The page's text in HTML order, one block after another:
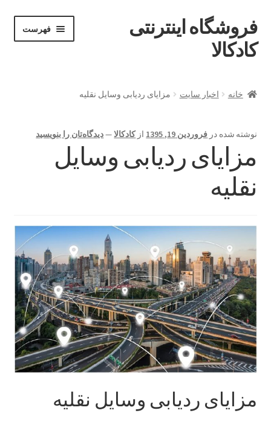
پرش
به
ناوبری
پرش
به
محتوا
فروشگاه اینترنتی
کادکالا
فهرست
Demo V
Demo VI
Our office
Sample Page
style guide
Typography
برگه نمونه
خانه اخبار سایت مزایای ردیابی وسایل نقلیه
نوشته شده در فروردین 19, 1395 ازکادکالا—دیدگاه‌تان را بنویسید
مزایای ردیابی وسایل
نقلیه
مزایای ردیابی وسایل نقلیه